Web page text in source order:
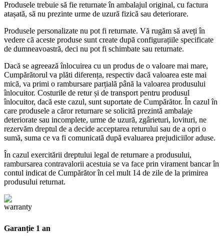
Produsele trebuie să fie returnate în ambalajul original, cu factura
atașată, să nu prezinte urme de uzură fizică sau deteriorare.
Produsele personalizate nu pot fi returnate. Vă rugăm să aveți în
vedere că aceste produse sunt create după configurațiile specificate
de dumneavoastră, deci nu pot fi schimbate sau returnate.
Dacă se agreează înlocuirea cu un produs de o valoare mai mare,
Cumpărătorul va plăti diferența, respectiv dacă valoarea este mai
mică, va primi o rambursare parțială până la valoarea produsului
înlocuitor. Costurile de retur și de transport pentru produsul
înlocuitor, dacă este cazul, sunt suportate de Cumpărător. În cazul în
care produsele a căror returnare se solicită prezintă ambalaje
deteriorate sau incomplete, urme de uzură, zgârieturi, lovituri, ne
rezervăm dreptul de a decide acceptarea returului sau de a opri o
sumă, suma ce va fi comunicată după evaluarea prejudiciilor aduse.
În cazul exercitării dreptului legal de returnare a produsului,
rambursarea contravalorii acestuia se va face prin virament bancar în
contul indicat de Cumpărător în cel mult 14 de zile de la primirea
produsului returnat.
Garanție 1 an